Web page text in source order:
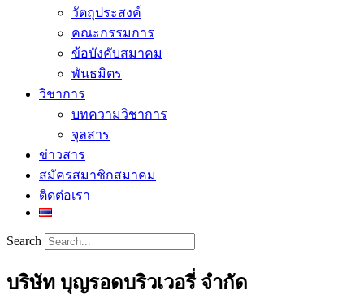
วัตถุประสงค์
คณะกรรมการ
ข้อบังคับสมาคม
พันธมิตร
วิชาการ
บทความวิชาการ
จุลสาร
ข่าวสาร
สมัครสมาชิกสมาคม
ติดต่อเรา
Search
บริษัท บุญรอดบริวเวอรี่ จำกัด